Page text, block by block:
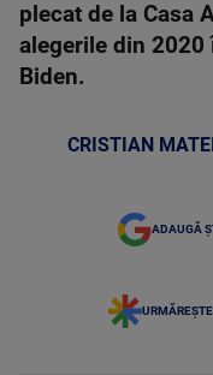
plecat de la Casa
alegerile din
Biden.
CRISTIAN
ADAUGĂ